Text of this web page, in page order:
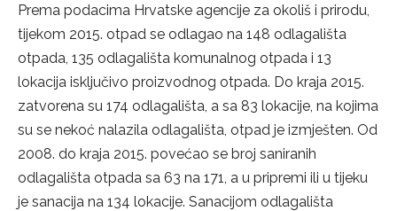
Prema podacima Hrvatske agencije za okoliš i prirodu,
tijekom 2015. otpad se odlagao na 148 odlagališta
otpada, 135 odlagališta komunalnog otpada i 13
lokacija isključivo proizvodnog otpada. Do kraja 2015.
zatvorena su 174 odlagališta, a sa 83 lokacije, na kojima
su se nekoć nalazila odlagališta, otpad je izmješten. Od
2008. do kraja 2015. povećao se broj saniranih
odlagališta otpada sa 63 na 171, a u pripremi ili u tijeku
je sanacija na 134 lokacije. Sanacijom odlagališta